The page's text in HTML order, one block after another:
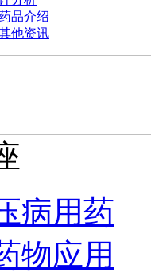
品介绍
他资讯
病用药
物应用